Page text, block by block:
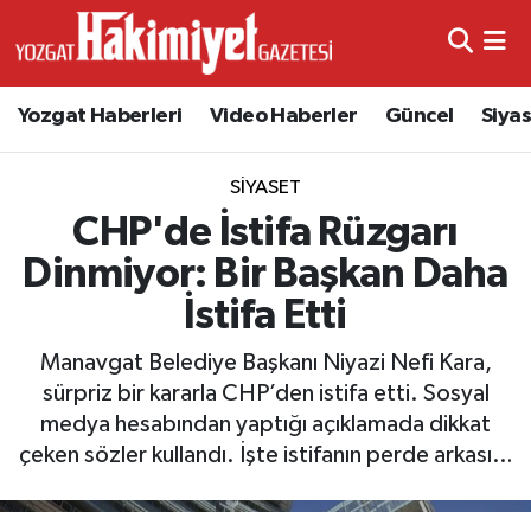
Yozgat Haberleri Video Haberler Güncel
SIYASET
CHP'de İstifa Rüzgarı
Dinmiyor: Bir Başkan Daha
İstifa Etti
Manavgat Belediye Başkanı Niyazi Nefi Kara,
sürpriz bir kararla CHP’den istifa etti. Sosyal
medya hesabından yaptığı açıklamada dikkat
çeken sözler kullandı. İşte istifanın perde arkası…